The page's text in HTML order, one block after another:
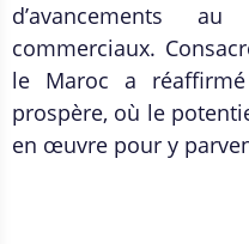
d’avancements
commerciaux.
le Maroc a
prospère, où le
en œuvre pour y